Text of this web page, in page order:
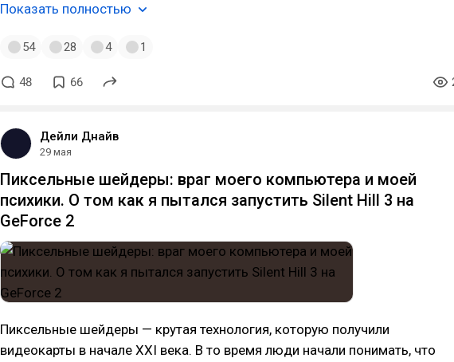
Показать полностью
54 28 4 1
48 66
Дейли Днайв
29 мая
Пиксельные шейдеры: враг моего компьютера и моей
психики. О том как я пытался запустить Silent Hill 3 на
GeForce 2
Пиксельные шейдеры — крутая технология, которую получили
видеокарты в начале XXI века. В то время люди начали понимать, что